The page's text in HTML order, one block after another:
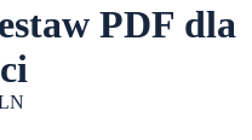
PDF dla